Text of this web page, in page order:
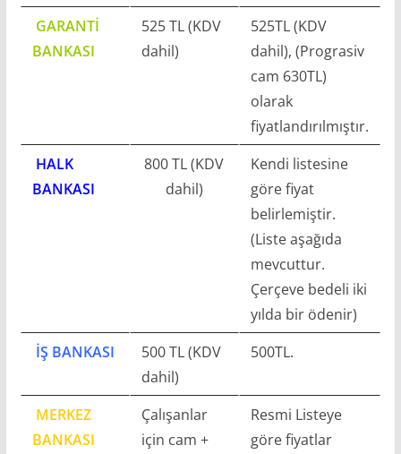
GARANTİ
BANKASI
525 TL (KDV
dahil)
525TL (KDV
dahil), (Prograsiv
cam 630TL)
olarak
fiyatlandırılmıştır.
HALK
BANKASI
800 TL (KDV
dahil)
Kendi listesine
göre fiyat
belirlemiştir.
(Liste aşağıda
mevcuttur.
Çerçeve bedeli iki
yılda bir ödenir)
İŞ BANKASI
500 TL (KDV
dahil)
500TL.
MERKEZ
BANKASI
Çalışanlar
için cam +
Resmi Listeye
göre fiyatlar